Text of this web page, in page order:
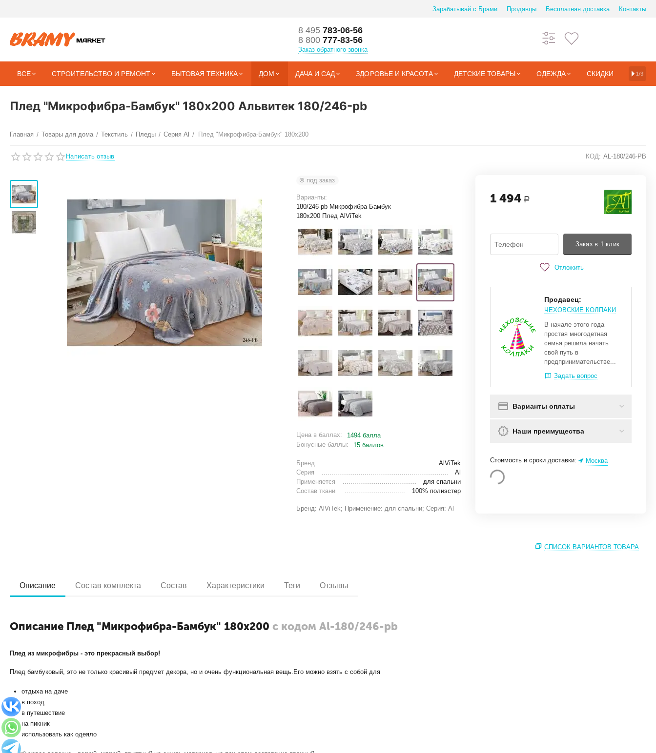
Зарабатывай с Брами Продавцы Бесплатная доставка Контакты
8 495783-06-56
8 800777-83-56
Заказ обратного звонка
ВСЕ СТРОИТЕЛЬСТВО И РЕМОНТ БЫТОВАЯ ТЕХНИКА ДОМ ДАЧА И САД ЗДОРОВЬЕ И КРАСОТА ДЕТСКИЕ ТОВАРЫ ОДЕЖДА СКИДКИ 1/3
Плед "Микрофибра-Бамбук" 180х200 Альвитек 180/246-pb
Главная / Товары для дома / Текстиль / Пледы / Серия Al / Плед "Микрофибра-Бамбук" 180х200
Написать отзыв КОД: AL-180/246-PB
под заказ
Варианты:
180/246-pb Микрофибра Бамбук
180х200 Плед AlViTek
Цена в баллах:
1494 балла
Бонусные баллы:
15 баллов
Бренд
AlViTek
Серия
Al
Применяется
для спальни
Состав ткани
100% полиэстер
Бренд: AlViTek; Применение: для спальни; Серия: Al
1 494 Р
Заказ в 1 клик
Отложить
Продавец:
ЧЕХОВСКИЕ КОЛПАКИ
В начале этого года
простая многодетная
семья решила начать
свой путь в
предпринимательстве...
Задать вопрос
Варианты оплаты
Наши преимущества
Стоимость и сроки доставки: Москва
СПИСОК ВАРИАНТОВ ТОВАРА
Описание Состав комплекта Состав Характеристики Теги Отзывы
Описание Плед "Микрофибра-Бамбук" 180х200 с кодом Al-180/246-pb
Плед из микрофибры - это прекрасный выбор!
Плед бамбуковый, это не только красивый предмет декора, но и очень функциональная вещь.Его можно взять с собой для
отдыха на даче
в поход
в путешествие
на пикник
использовать как одеяло